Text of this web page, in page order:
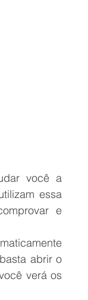
você a
essa
e
abrir o
verá os